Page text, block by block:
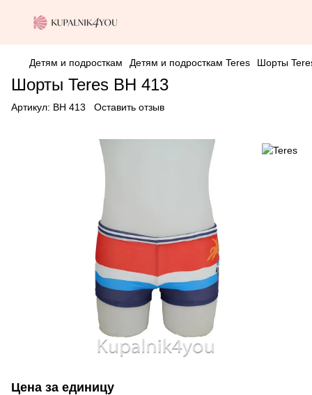
Детям и подросткам Детям и подросткам Teres Шорты
Шорты Teres BH 413
Артикул: BH 413 Оставить отзыв
Цена за единицу